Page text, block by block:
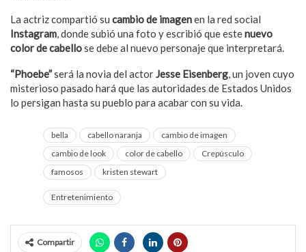
La actriz compartió su cambio de imagenen la red social
Instagram, donde subió una foto y escribió que estenuevo
color de cabellose debe al nuevo personaje que interpretará.
“Phoebe”será la novia del actorJesse Eisenberg, un joven cuyo
misterioso pasado hará que las autoridades de Estados Unidos
lo persigan hasta su pueblo para acabar con su vida.
bella cabello naranja
cambio de imagen
cambio de look
color de cabello
Crepúsculo
famosos
kristen stewart
Entretenimiento
Compartir